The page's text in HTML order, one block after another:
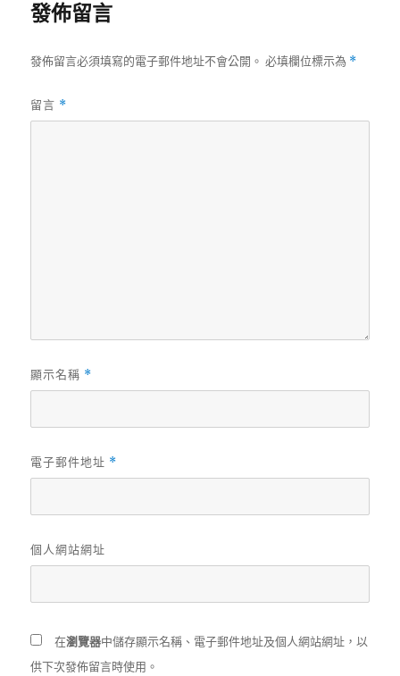
發佈留言
發佈留言必須填寫的電子郵件地址不會公開。 必填欄位標示為 *
留言 *
顯示名稱 *
電子郵件地址 *
個人網站網址
在瀏覽器中儲存顯示名稱、電子郵件地址及個人網站網址，以
供下次發佈留言時使用。